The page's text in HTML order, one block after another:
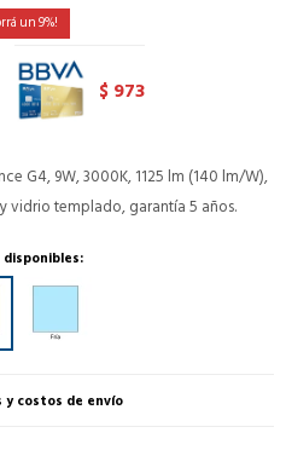
9
$ 973
G4, 9W, 3000K, 1125 lm (140 lm/W),
vidrio templado, garantía 5 años.
disponibles:
y costos de envío